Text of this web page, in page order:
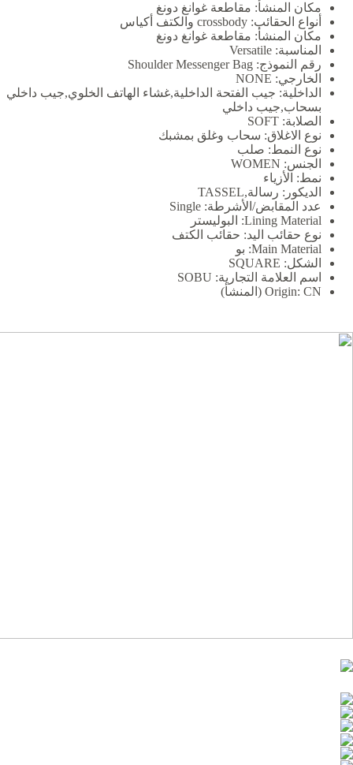
مكان المنشأ: مقاطعة غوانغ دونغ
أنواع الحقائب: crossbody والكتف أكياس
مكان المنشأ: مقاطعة غوانغ دونغ
المناسبة: Versatile
رقم النموذج: Shoulder Messenger Bag
الخارجي: NONE
الداخلية: جيب الفتحة الداخلية,غشاء الهاتف الخلوي,جيب داخلي
بسحاب,جيب داخلي
الصلابة: SOFT
نوع الاغلاق: سحاب وغلق بمشبك
نوع النمط: صلب
الجنس: WOMEN
نمط: الأزياء
الديكور: رسالة,TASSEL
عدد المقابض/الأشرطة: Single
Lining Material:
البوليستر
نوع حقائب اليد: حقائب الكتف
Main Material: بو
الشكل: SQUARE
اسم العلامة التجارية: SOBU
Origin: CN (المنشأ)